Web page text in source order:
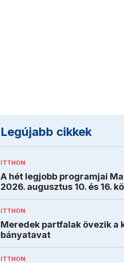
Legújabb cikkek
ITTHON
A hét legjobb programjai
2026. augusztus 10. és 16.
ITTHON
Meredek partfalak övezik a
bányatavat
ITTHON